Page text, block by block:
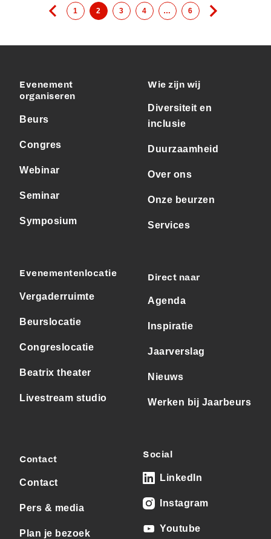
1 2 3 4 … 6
Evenement
organiseren
Beurs
Congres
Webinar
Seminar
Symposium
Evenementenlocatie
Vergaderruimte
Beurslocatie
Congreslocatie
Beatrix theater
Livestream studio
Wie zijn wij
Diversiteit en
inclusie
Duurzaamheid
Over ons
Onze beurzen
Services
Direct naar
Agenda
Inspiratie
Jaarverslag
Nieuws
Werken bij Jaarbeurs
Contact
Contact
Pers & media
Plan je bezoek
Social
LinkedIn
Instagram
Youtube